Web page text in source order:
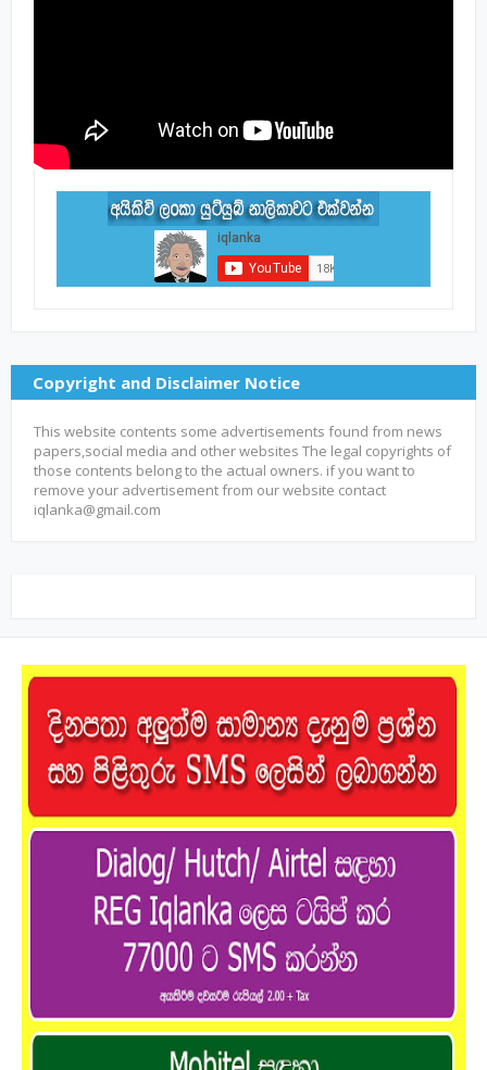
Copyright and Disclaimer Notice
This website contents some advertisements found from news
papers,social media and other websites The legal copyrights of
those contents belong to the actual owners. if you want to
remove your advertisement from our website contact
iqlanka@gmail.com